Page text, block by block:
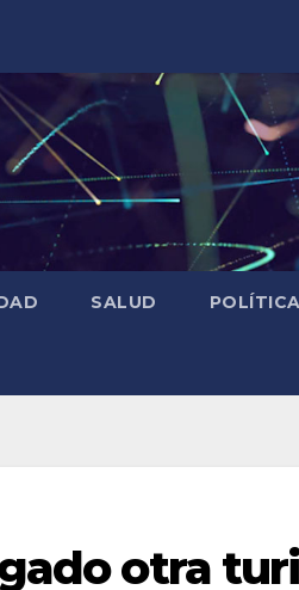
SALUD POLÍTICA
otra